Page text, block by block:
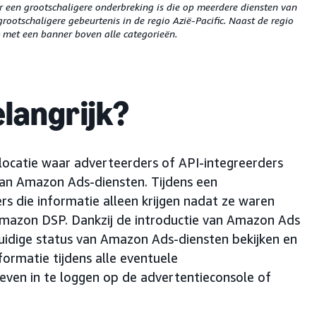
grootschaligere onderbreking is die op meerdere diensten van
gebeurtenis in de regio Azië-Pacific. Naast de regio
een banner boven alle categorieën.
waar adverteerders of API-integreerders
Amazon Ads-diensten. Tijdens een
die informatie alleen krijgen nadat ze waren
DSP. Dankzij de introductie van Amazon Ads
status van Amazon Ads-diensten bekijken en
tijdens alle eventuele
in te loggen op de advertentieconsole of